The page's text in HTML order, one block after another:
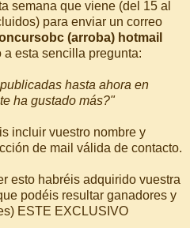
semana que viene (del 15 al
para enviar un correo
(arroba) hotmail
esta sencilla pregunta:
hasta ahora en
ha gustado más?"
incluir vuestro nombre y
de mail válida de contacto.
esto habréis adquirido vuestra
podéis resultar ganadores y
ESTE EXCLUSIVO